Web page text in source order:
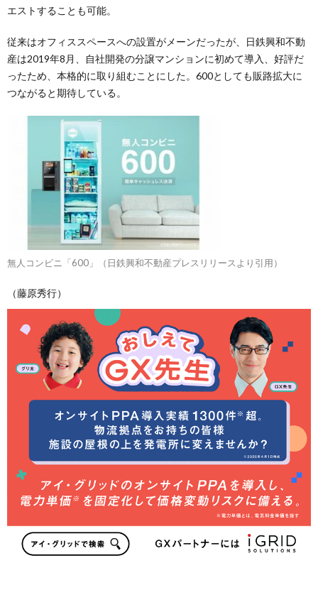
エストすることも可能。
従来はオフィススペースへの設置がメーンだったが、日鉄興和不動
産は2019年8月、自社開発の分譲マンションに初めて導入、好評だ
ったため、本格的に取り組むことにした。600としても販路拡大に
つながると期待している。
無人コンビニ「600」（日鉄興和不動産プレスリリースより引用）
（藤原秀行）